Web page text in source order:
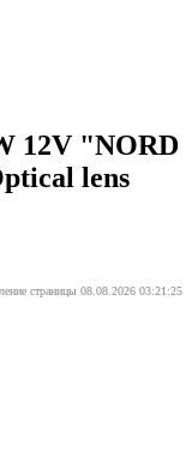
12V "NORD
lens
страницы 08.08.2026 03:21:25